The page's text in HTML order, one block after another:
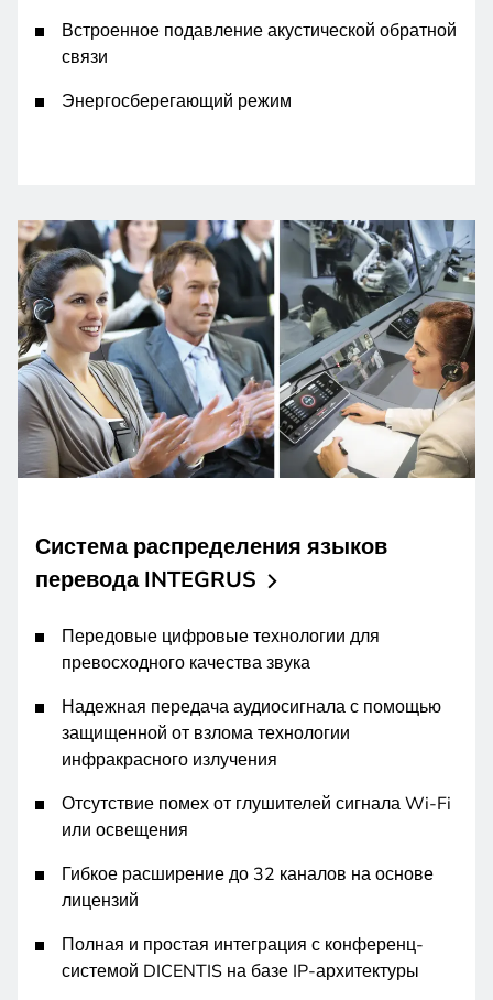
Встроенное подавление акустической обратной
связи
Энергосберегающий режим
Система распределения языков
перевода INTEGRUS
Передовые цифровые технологии для
превосходного качества звука
Надежная передача аудиосигнала с помощью
защищенной от взлома технологии
инфракрасного излучения
Отсутствие помех от глушителей сигнала Wi-Fi
или освещения
Гибкое расширение до 32 каналов на основе
лицензий
Полная и простая интеграция с конференц-
системой DICENTIS на базе IP-архитектуры